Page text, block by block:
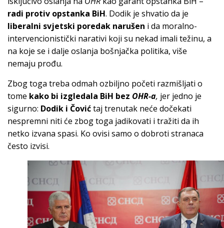
radi protiv opstanka BiH. Dodik je shvatio da je
liberalni svjetski poredak narušen i da moralno-
intervencionistički narativi koji su nekad imali težinu, a
na koje se i dalje oslanja bošnjačka politika, više
nemaju prođu.
Zbog toga treba odmah ozbiljno početi razmišljati o
tome kako bi izgledala BiH bez OHR-a, jer jedno je
sigurno: Dodik i Čovićtaj trenutak neće dočekati
nespremni niti će zbog toga jadikovati i tražiti da ih
netko izvana spasi. Ko ovisi samo o dobroti stranaca
često izvisi.